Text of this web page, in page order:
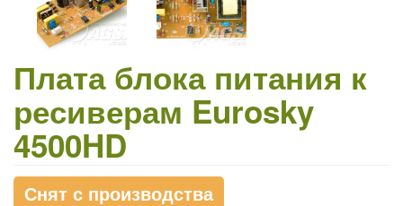
Плата блока питания к
ресиверам Eurosky
4500HD
Снят с производства